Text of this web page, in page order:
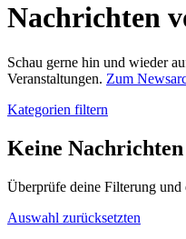
Nachrichten
Schau gerne hin und wieder
Veranstaltungen. Zum
Kategorien filtern
Keine
Überprüfe deine Filterung und
Auswahl zurücksetzten